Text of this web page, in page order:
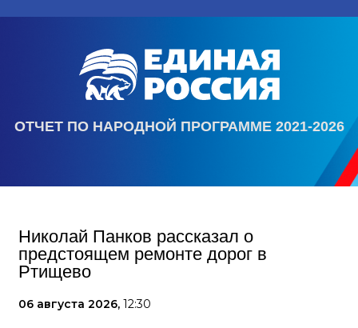
ОТЧЕТ ПО НАРОДНОЙ ПРОГРАММЕ 2021-2026
Николай Панков рассказал о
предстоящем ремонте дорог в
Ртищево
06 августа 2026, 12:30